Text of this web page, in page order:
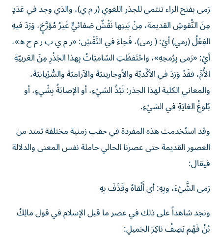
رَمى بفتح الراء تنتمي للجذر اللغوي (ر م ي)، والذي وجد في عَدَدٍ
مِنَ النُّقوشِ القديمة، مِنْ بَينِها نَقْشٌ صَفائيٌّ غَيرُ مُؤرَّخٍ، وَرَدَ فيهِ
الفِعْلُ (رمي) أيْ: ( رمى)، فَجاءَ في النَّقْشِ: «ر م ي ب ر م ح ه»،
أيْ: «رَمى بِرُمحِهِ»، واحْتَفظَتِ السّاميّاتُ بِهذا الجَذْرِ مِنَ العَربيّةِ
الأُمِّ، فقَدْ وَرَدَ في الأكَّديّة والأوجاريتيّة والآراميّة والسُّرْيانيّة،
والمعاني الكلية لهذا الجذر: نَبْذُ الشيْءِ، أو الإصابَةُ بِشْيءٍ، أو
بُلوغُ الغايَةِ في الشيْءِ.
وقد استُخدمت هذه المفردة في حقب زمنية مختلفة تمتد من
العصور القديمة حتى عصرنا الحالي حاملة نفس المعنى والدلالة
فيقال:
رَمى الشَّيْءَ، وبِهِ: أي أَلْقاهُ وقَذَفَ بِهِ
ونجد شاهداً على ذلك في عصر ما قبل الإسلام في قول مالِكُ
بْنُ فَهْم يَصِفُ ناكِرَ الجَميلِ: